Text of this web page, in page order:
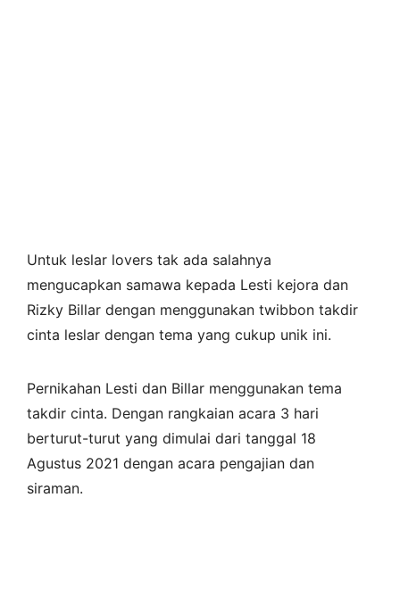
Untuk leslar lovers tak ada salahnya
mengucapkan samawa kepada Lesti kejora dan
Rizky Billar dengan menggunakan twibbon takdir
cinta leslar dengan tema yang cukup unik ini.
Pernikahan Lesti dan Billar menggunakan tema
takdir cinta. Dengan rangkaian acara 3 hari
berturut-turut yang dimulai dari tanggal 18
Agustus 2021 dengan acara pengajian dan
siraman.